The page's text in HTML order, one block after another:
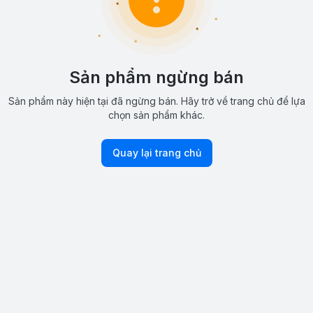
Sản phẩm ngừng bán
Sản phẩm này hiện tại đã ngừng bán. Hãy trở về trang chủ để lựa
chọn sản phẩm khác.
Quay lại trang chủ